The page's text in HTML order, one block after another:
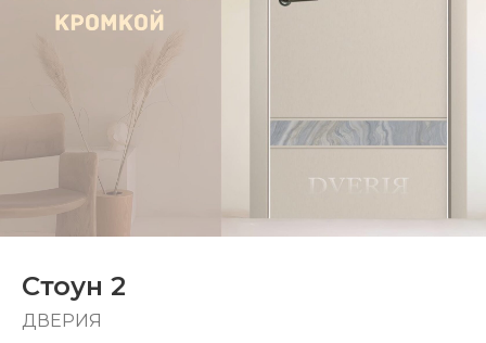
Стоун 2
ДВЕРИЯ